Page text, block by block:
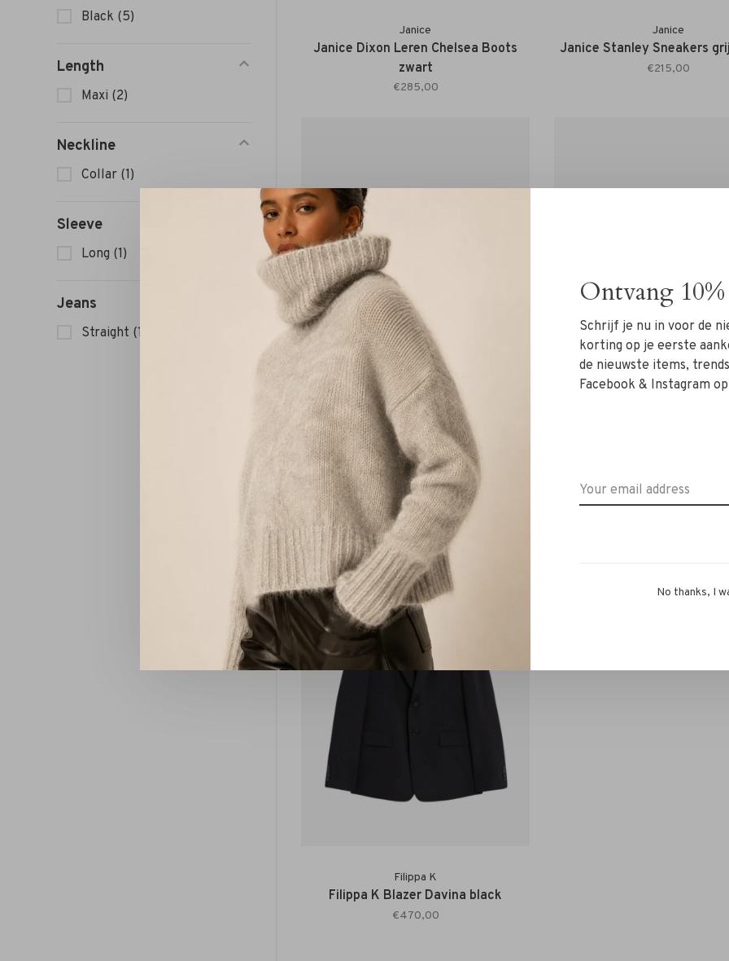
Black (5)
Length
Maxi (2)
Neckline
Collar (1)
Sleeve
Long (1)
Jeans
Straight (1)
Janice
Janice Dixon Leren Chelsea Boots
zwart
€285,00
Janice
Janice Stanley Sneakers
€215,00
ADORN
ADORN Disc Ring gold high polish
black horn
€95,00
€169,00
BACK IN STOCK
Filippa K
Filippa K Blazer Davina black
€470,00
Ontvang
Schrijf je nu in voor de
korting op je eerste
de nieuwste items,
Facebook & Instagram
No thanks, I